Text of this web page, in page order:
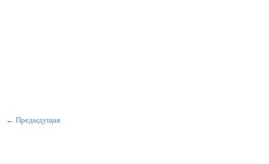
← Предыдущая